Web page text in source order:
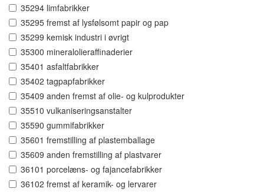
35294 limfabrikker
35295 fremst af lysfølsomt papir og pap
35299 kemisk industri i øvrigt
35300 mineralolieraffinaderier
35401 asfaltfabrikker
35402 tagpapfabrikker
35409 anden fremst af olie- og kulprodukter
35510 vulkaniseringsanstalter
35590 gummifabrikker
35601 fremstilling af plastemballage
35609 anden fremstilling af plastvarer
36101 porcelæns- og fajancefabrikker
36102 fremst af keramik- og lervarer